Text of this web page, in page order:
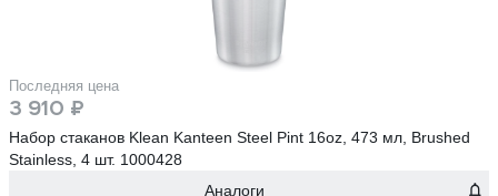
Последняя цена
3 910 ₽
Набор стаканов Klean Kanteen Steel Pint 16oz, 473 мл, Brushed
Stainless, 4 шт. 1000428
Аналоги